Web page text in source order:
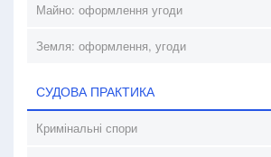
Майно: оформлення угоди
Земля: оформлення, угоди
СУДОВА ПРАКТИКА
Кримінальні спори